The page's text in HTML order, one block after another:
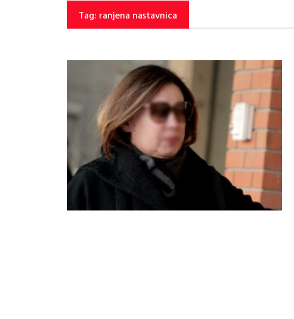
Tag: ranjena nastavnica